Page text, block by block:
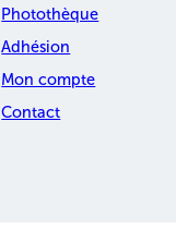
Photothèque
Adhésion
Mon compte
Contact